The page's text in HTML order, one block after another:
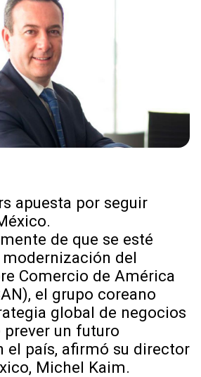
apuesta por seguir
de que se esté
del
Comercio de América
el grupo coreano
global de negocios
un futuro
el país, afirmó su director
Michel Kaim.